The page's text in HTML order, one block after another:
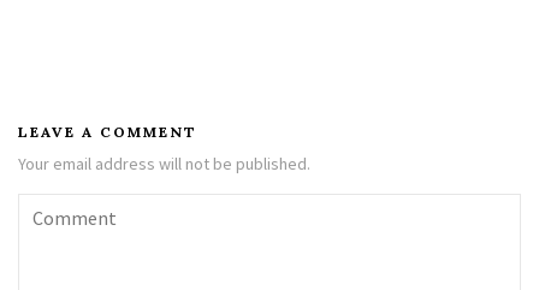
LEAVE A COMMENT
Your email address will not be published.